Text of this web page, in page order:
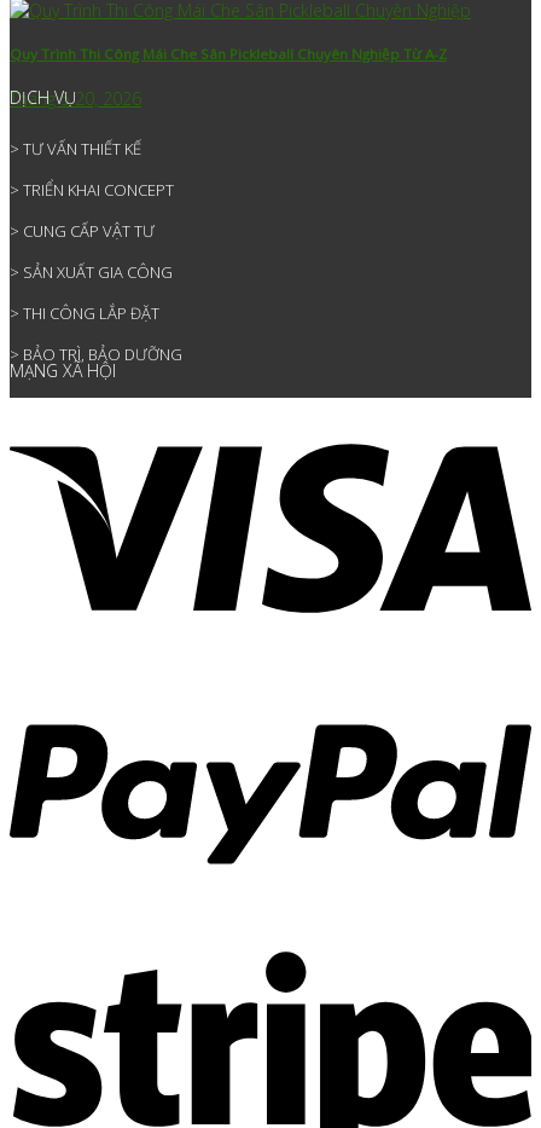
Quy Trình Thi Công Mái Che Sân Pickleball Chuyên Nghiệp Từ A-Z
Tháng 5 20, 2026
DỊCH VỤ
> TƯ VẤN THIẾT KẾ
> TRIỂN KHAI CONCEPT
> CUNG CẤP VẬT TƯ
> SẢN XUẤT GIA CÔNG
> THI CÔNG LẮP ĐẶT
> BẢO TRÌ, BẢO DƯỠNG
MẠNG XÃ HỘI